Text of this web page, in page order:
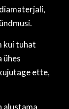
kui tuhat
ühes
ette,
alustama